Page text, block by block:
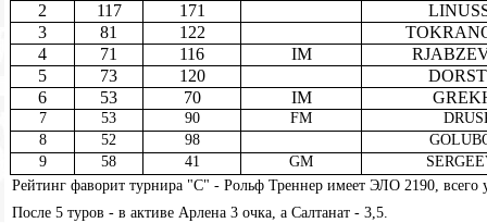
2
117 171
3
81 122
4
71 116 IM
5
73 120
DORST
6
53 70 IM
7 53 90 FM
8
52 98
9
58 41 GM
Рейтинг фаворит турнира "С" - Рольф Треннер имеет ЭЛО 2190, всего
После 5 туров - в активе Арлена 3 очка, а Салтанат - 3,5.